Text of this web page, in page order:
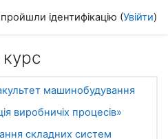
введення пошуку
ідентифікацію (Увійти)
машинобудування
виробничіх процесів»
складних систем